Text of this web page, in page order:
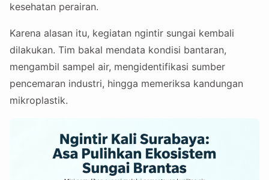
kesehatan perairan.
Karena alasan itu, kegiatan ngintir sungai kembali
dilakukan. Tim bakal mendata kondisi bantaran,
mengambil sampel air, mengidentifikasi sumber
pencemaran industri, hingga memeriksa kandungan
mikroplastik.